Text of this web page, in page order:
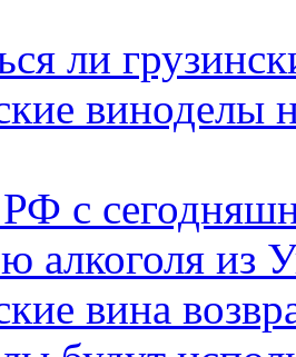
ли
виноделы
с
алкоголя из
вина